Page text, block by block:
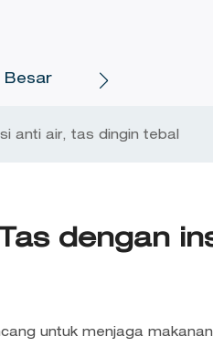
Besar Hubungi Kami
anti air, tas dingin tebal
dengan
untuk menjaga